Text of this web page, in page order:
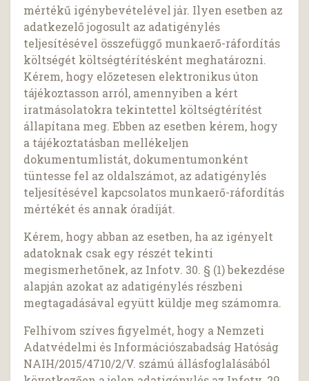
mértékű igénybevételével jár. Ilyen esetben az
adatkezelő jogosult az adatigénylés
teljesítésével összefüggő munkaerő-ráfordítás
költségét költségtérítésként meghatározni.
Kérem, hogy előzetesen elektronikus úton
tájékoztasson arról, amennyiben a kért
iratmásolatokra tekintettel költségtérítést
állapítana meg. Ebben az esetben kérem, hogy
a tájékoztatásban mellékeljen
dokumentumlistát, dokumentumonként
tüntesse fel az oldalszámot, az adatigénylés
teljesítésével kapcsolatos munkaerő-ráfordítás
mértékét és annak óradíját.
Kérem, hogy abban az esetben, ha az igényelt
adatoknak csak egy részét tekinti
megismerhetőnek, az Infotv. 30. § (1) bekezdése
alapján azokat az adatigénylés részbeni
megtagadásával együtt küldje meg számomra.
Felhívom szíves figyelmét, hogy a Nemzeti
Adatvédelmi és Információszabadság Hatóság
NAIH/2015/4710/2/V. számú állásfoglalásából